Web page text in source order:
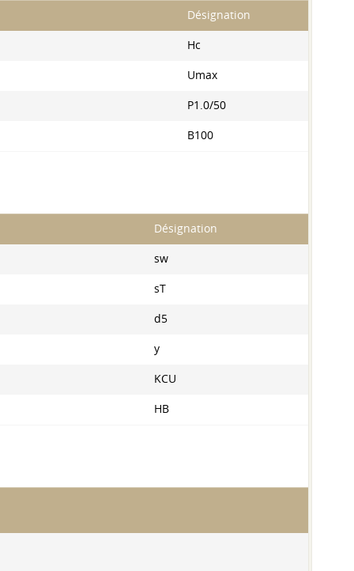
Désignation
Hc
Umax
P1.0/50
B100
Désignation
ѕw
sT
d5
y
KCU
HB